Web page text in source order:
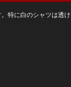
特に白のシャツは透け